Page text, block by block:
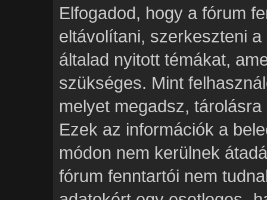
Elfogadod, hogy a fórum
eltávolítani, szerkeszteni
általad nyitott témákat,
szükséges. Mint
melyet megadsz,
Ezek az információk a
módon nem kerülnek
fórum fenntartói nem